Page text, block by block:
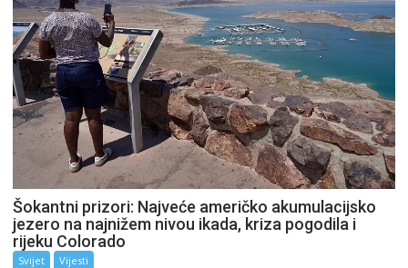
Šokantni prizori: Najveće američko akumulacijsko
jezero na najnižem nivou ikada, kriza pogodila i
rijeku Colorado
Svijet Vijesti